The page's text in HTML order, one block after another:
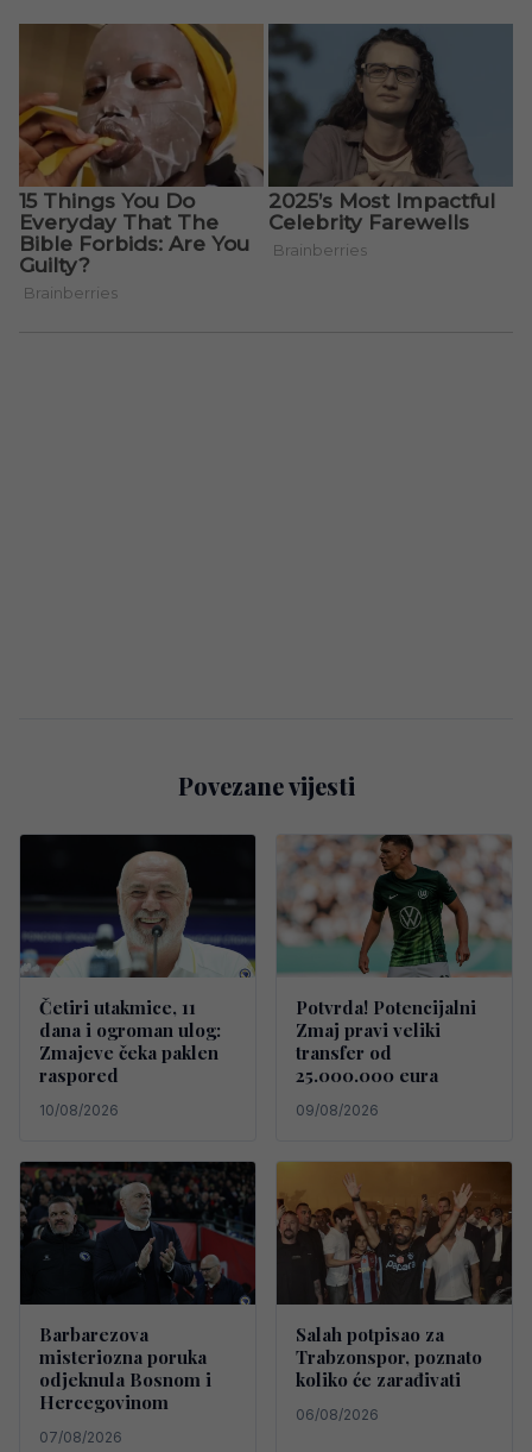
Povezane vijesti
Četiri utakmice, 11
dana i ogroman ulog:
Zmajeve čeka paklen
raspored
10/08/2026
Potvrda! Potencijalni
Zmaj pravi veliki
transfer od
25.000.000 eura
09/08/2026
Barbarezova
misteriozna poruka
odjeknula Bosnom i
Hercegovinom
07/08/2026
Salah potpisao za
Trabzonspor, poznato
koliko će zarađivati
06/08/2026